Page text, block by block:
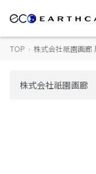
TOP › 株式会社祇園画廊